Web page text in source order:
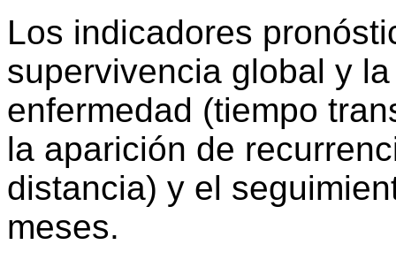
Los indicadores
supervivencia global y
enfermedad (tiempo
la aparición de
distancia) y el
meses.